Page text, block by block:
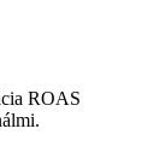
ROAS